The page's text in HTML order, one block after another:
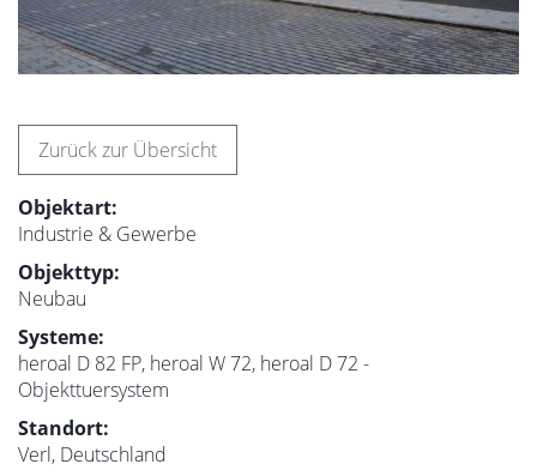
Zurück zur Übersicht
Objektart:
Industrie & Gewerbe
Objekttyp:
Neubau
Systeme:
heroal D 82 FP, heroal W 72, heroal D 72 -
Objekttuersystem
Standort:
Verl, Deutschland